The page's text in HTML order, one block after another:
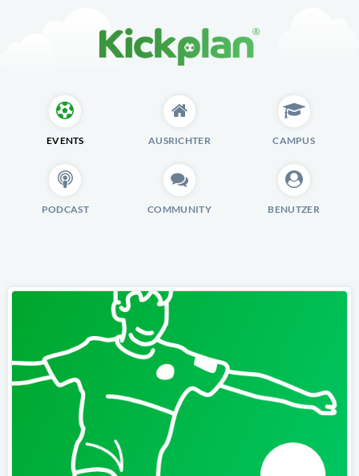
EVENTS AUSRICHTER CAMPUS
PODCAST COMMUNITY BENUTZER